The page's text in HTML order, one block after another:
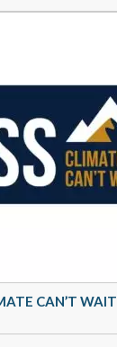
CAN’T WAIT